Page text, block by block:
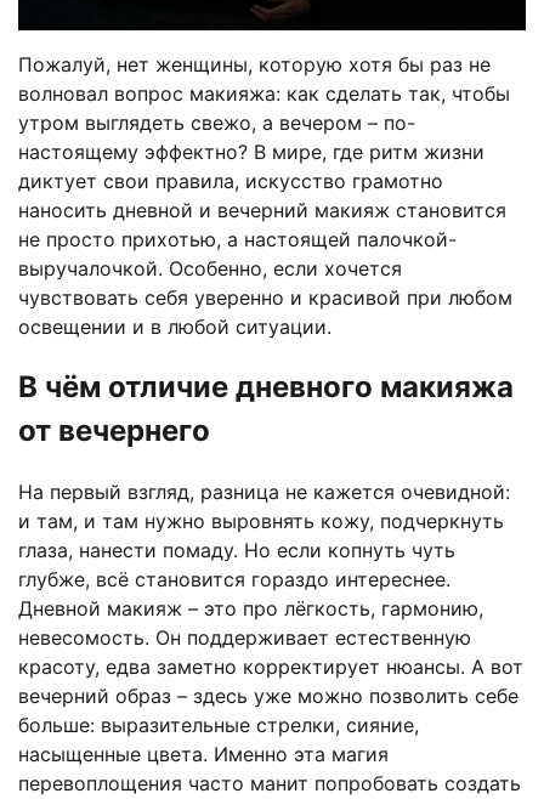
Пожалуй, нет женщины, которую хотя бы раз не
волновал вопрос макияжа: как сделать так, чтобы
утром выглядеть свежо, а вечером – по-
настоящему эффектно? В мире, где ритм жизни
диктует свои правила, искусство грамотно
наносить дневной и вечерний макияж становится
не просто прихотью, а настоящей палочкой-
выручалочкой. Особенно, если хочется
чувствовать себя уверенно и красивой при любом
освещении и в любой ситуации.
В чём отличие дневного макияжа
от вечернего
На первый взгляд, разница не кажется очевидной:
и там, и там нужно выровнять кожу, подчеркнуть
глаза, нанести помаду. Но если копнуть чуть
глубже, всё становится гораздо интереснее.
Дневной макияж – это про лёгкость, гармонию,
невесомость. Он поддерживает естественную
красоту, едва заметно корректирует нюансы. А вот
вечерний образ – здесь уже можно позволить себе
больше: выразительные стрелки, сияние,
насыщенные цвета. Именно эта магия
перевоплощения часто манит попробовать создать